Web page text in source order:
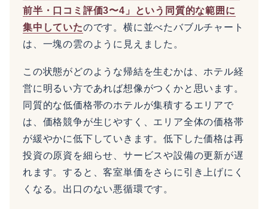
前半・口コミ評価3〜4」という同質的な範囲に
集中していたのです。横に並べたバブルチャート
は、一塊の雲のように見えました。
この状態がどのような帰結を生むかは、ホテル経
営に明るい方であれば想像がつくかと思います。
同質的な低価格帯のホテルが集積するエリアで
は、価格競争が生じやすく、エリア全体の価格帯
が緩やかに低下していきます。低下した価格は再
投資の原資を細らせ、サービスや設備の更新が遅
れます。すると、客室単価をさらに引き上げにく
くなる。出口のない悪循環です。